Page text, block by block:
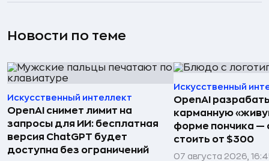
Новости по теме
Искусственный интеллект
OpenAI снимет лимит на
запросы для ИИ: бесплатная
версия ChatGPT будет
доступна без ограничений
Искусственный
OpenAI
карманную
форме пончика —
стоить от $300
07 августа 2026,